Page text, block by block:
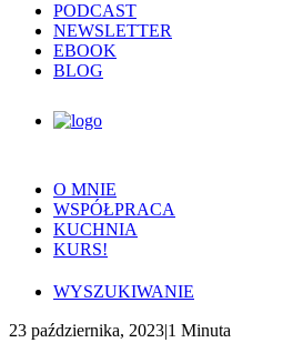
PODCAST
NEWSLETTER
EBOOK
BLOG
O MNIE
WSPÓŁPRACA
KUCHNIA
KURS!
WYSZUKIWANIE
23 października, 2023|1 Minuta